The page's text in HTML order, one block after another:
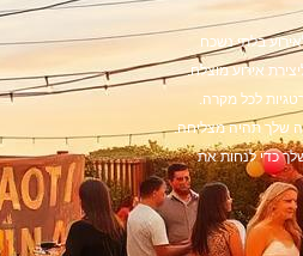
בלתי נשכח
אירוע מוצלח.
לכל מקרה.
שלך תהיה מצליחה.
כדי לנחות את